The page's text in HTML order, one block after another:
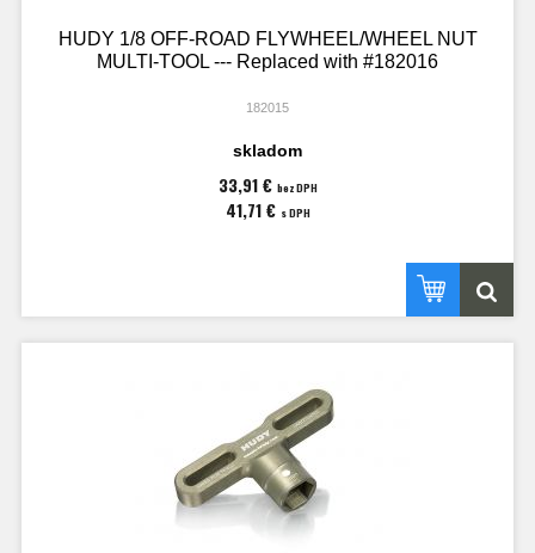
HUDY 1/8 OFF-ROAD FLYWHEEL/WHEEL NUT
MULTI-TOOL --- Replaced with #182016
182015
skladom
33,91 € bez DPH
41,71 € s DPH